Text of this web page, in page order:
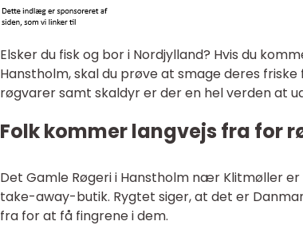
Elsker du fisk og bor i Nordjylland? Hvis du
Hanstholm, skal du prøve at smage deres
røgvarer samt skaldyr er der en hel verden at
Folk kommer langvejs fra for
Det Gamle Røgeri i Hanstholm nær Klitmøller
take-away-butik. Rygtet siger, at det er
fra for at få fingrene i dem.